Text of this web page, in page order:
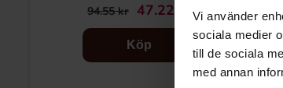
Vi använder
sociala medier
till de sociala
med annan
94.55 kr 47.22 kr
Köp